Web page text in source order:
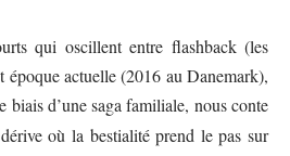
qui oscillent entre flashback (les
époque actuelle (2016 au Danemark),
biais d’une saga familiale, nous conte
où la bestialité prend le pas sur